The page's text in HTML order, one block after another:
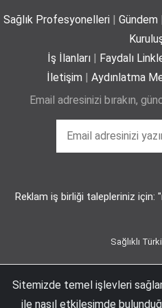
Plajda kalp
25-06-2026
24-06-2026
Sağlık Profesyonelleri| Gündem
İş İlanları
Faydalı
İletişim
Aydınlatma
Email adresinizi bırakın,
Reklam iş birliği talepleriniz için:
Sağlıklı
Esentepe Mah. Büyükdere Cad. No:102
212 274
Sitemizde temel işlevleri
ile nasıl etkileşimde